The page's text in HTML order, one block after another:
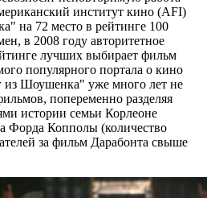
институт кино (AFI)
на 72 место в рейтинге 100
в 2008 году авторитетное
лучших выбирает фильм
популярного портала о кино
Шоушенка" уже много лет не
попеременно разделяя
истории семьи Корлеоне
Форда Копполы (количество
за фильм Дарабонта свыше